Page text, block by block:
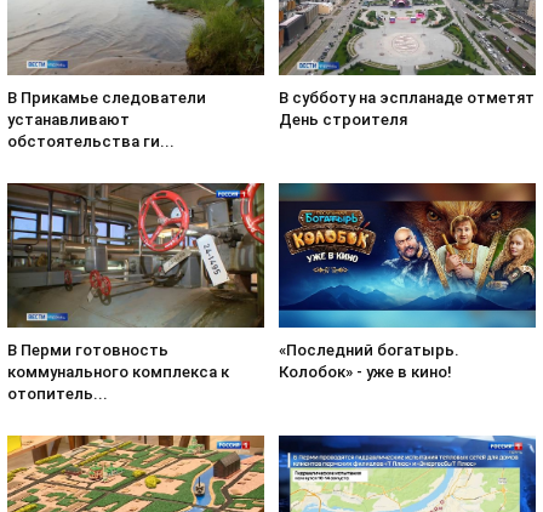
В Прикамье следователи
устанавливают
обстоятельства ги...
В субботу на эспланаде отметят
День строителя
В Перми готовность
коммунального комплекса к
отопитель...
«Последний богатырь.
Колобок» - уже в кино!